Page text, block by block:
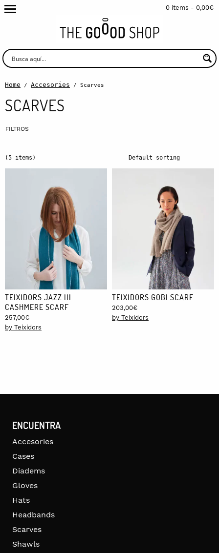
0 items - 0,00€
Home / Accesories / Scarves
SCARVES
(5 items)
TEIXIDORS JAZZ III
CASHMERE SCARF
257,00€
by Teixidors
TEIXIDORS GOBI SCARF
203,00€
by Teixidors
ENCUENTRA
Accesories
Cases
Diadems
Gloves
Hats
Headbands
Scarves
Shawls